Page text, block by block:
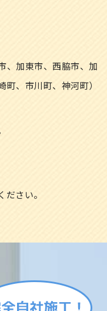
、加東市、西脇市、加
、市川町、神河町）
さい。